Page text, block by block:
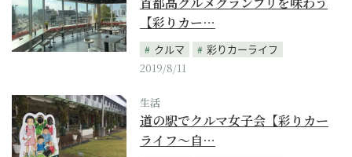
【彩りカー…
クルマ
彩りカーライフ
2019/8/11
生活
道の駅でクルマ女子会【彩りカー
ライフ～自…